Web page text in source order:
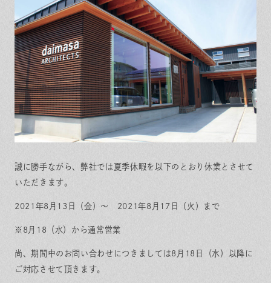
誠に勝手ながら、弊社では夏季休暇を以下のとおり休業とさせて
いただきます。
2021年8月13日（金）～ 2021年8月17日（火）まで
※8月18（水）から通常営業
尚、期間中のお問い合わせにつきましては8月18日（水）以降に
ご対応させて頂きます。
家づくりの流れ
保証とサポート
ヒノキプロジェクト
気軽に相談会
よくある質問
お客様の声
木材辞典
スタッフ紹介
採用情報
資料請求
お問い合わせ
st
ag
ra
m
ce
bo
ok
N
E